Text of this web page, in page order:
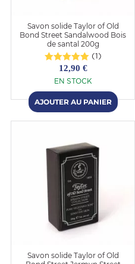
Savon solide Taylor of Old
Bond Street Sandalwood Bois
de santal 200g
(1)
12,90 €
EN STOCK
Savon solide Taylor of Old